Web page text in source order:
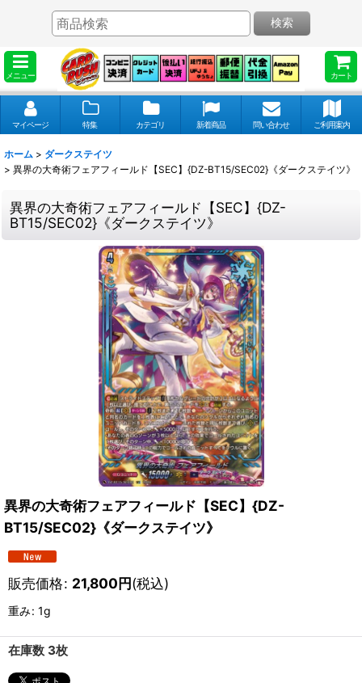
メニュー カート
検索
マイページ 特集 カテゴリ 新着商品 問い合わせ ご利用案内
ホーム > ダークステイツ
> 異界の大奇術フェアフィールド【SEC】{DZ-BT15/SEC02}《ダークステイツ》
異界の大奇術フェアフィールド【SEC】{DZ-
BT15/SEC02}《ダークステイツ》
異界の大奇術フェアフィールド【SEC】{DZ-
BT15/SEC02}《ダークステイツ》
販売価格: 21,800円(税込)
重み: 1g
在庫数 3枚